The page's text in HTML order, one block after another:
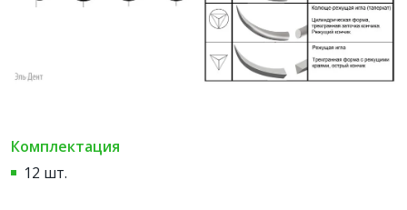
Комплектация
12 шт.